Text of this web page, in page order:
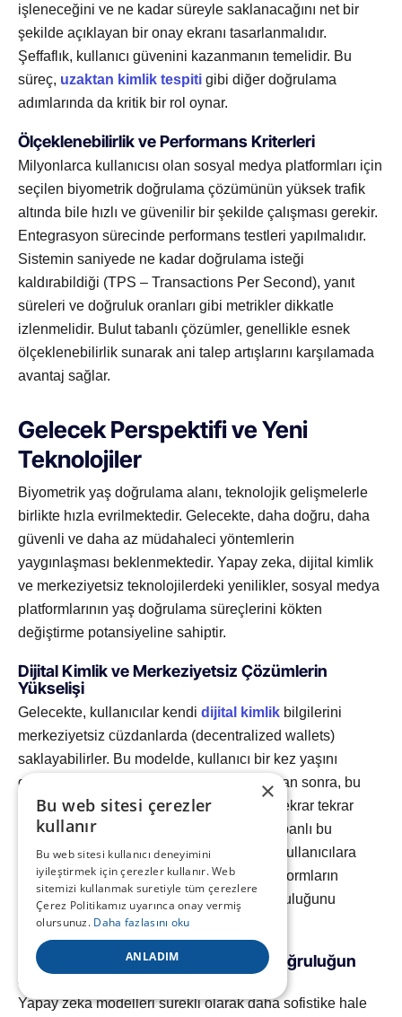
işleneceğini ve ne kadar süreyle saklanacağını net bir
şekilde açıklayan bir onay ekranı tasarlanmalıdır.
Şeffaflık, kullanıcı güvenini kazanmanın temelidir. Bu
süreç, uzaktan kimlik tespiti gibi diğer doğrulama
adımlarında da kritik bir rol oynar.
Ölçeklenebilirlik ve Performans Kriterleri
Milyonlarca kullanıcısı olan sosyal medya platformları için
seçilen biyometrik doğrulama çözümünün yüksek trafik
altında bile hızlı ve güvenilir bir şekilde çalışması gerekir.
Entegrasyon sürecinde performans testleri yapılmalıdır.
Sistemin saniyede ne kadar doğrulama isteği
kaldırabildiği (TPS – Transactions Per Second), yanıt
süreleri ve doğruluk oranları gibi metrikler dikkatle
izlenmelidir. Bulut tabanlı çözümler, genellikle esnek
ölçeklenebilirlik sunarak ani talep artışlarını karşılamada
avantaj sağlar.
Gelecek Perspektifi ve Yeni
Teknolojiler
Biyometrik yaş doğrulama alanı, teknolojik gelişmelerle
birlikte hızla evrilmektedir. Gelecekte, daha doğru, daha
güvenli ve daha az müdahaleci yöntemlerin
yaygınlaşması beklenmektedir. Yapay zeka, dijital kimlik
ve merkeziyetsiz teknolojilerdeki yenilikler, sosyal medya
platformlarının yaş doğrulama süreçlerini kökten
değiştirme potansiyeline sahiptir.
Dijital Kimlik ve Merkeziyetsiz Çözümlerin
Yükselişi
Gelecekte, kullanıcılar kendi dijital kimlik bilgilerini
merkeziyetsiz cüzdanlarda (decentralized wallets)
saklayabilirler. Bu modelde, kullanıcı bir kez yaşını
güvenilir bir kurum aracılığıyla doğrulattıktan sonra, bu
bilgiyi farklı platformlarla kişisel verilerini tekrar tekrar
paylaşmadan kanıtlayabilir. Blockchain tabanlı bu
çözümler (Self-Sovereign Identity – SSI), kullanıcılara
verileri üzerinde tam kontrol sağlar ve platformların
hassas biyometrik verileri saklama sorumluluğunu
ortadan kaldırır.
Gelişmiş Yapay Zeka Modelleri ile Doğruluğun
Artırılması
Yapay zeka modelleri sürekli olarak daha sofistike hale
×
Bu web sitesi çerezler
kullanır
Bu web sitesi kullanıcı deneyimini
iyileştirmek için çerezler kullanır. Web
sitemizi kullanmak suretiyle tüm çerezlere
Çerez Politikamız uyarınca onay vermiş
olursunuz. Daha fazlasını oku
ANLADIM